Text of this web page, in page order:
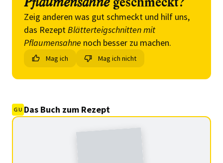
Zeig anderen was gut schmeckt und hilf uns,
das RezeptBlätterteigschnitten mit
Pflaumensahne noch besser zu machen.
Mag ich Mag ich nicht
Das Buch zum Rezept